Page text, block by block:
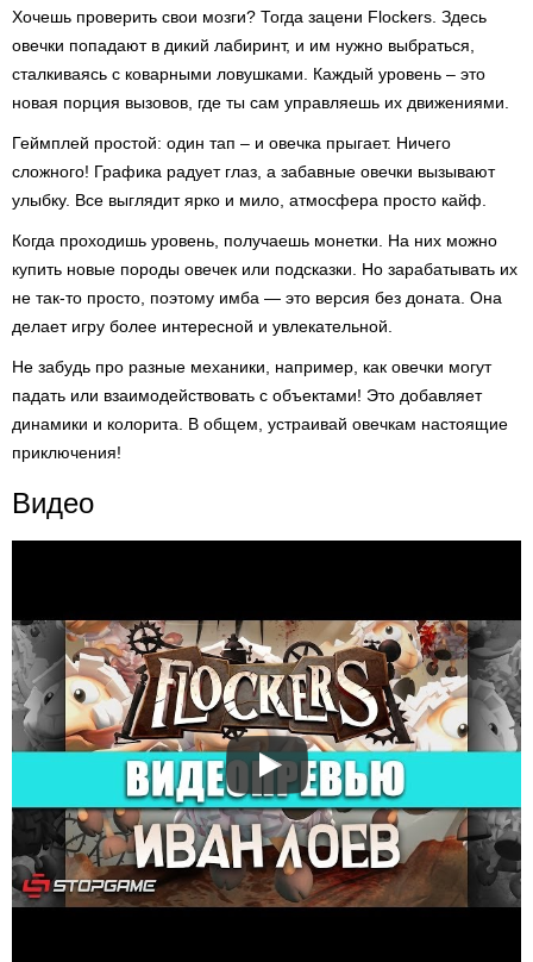
Хочешь проверить свои мозги? Тогда зацени Flockers. Здесь
овечки попадают в дикий лабиринт, и им нужно выбраться,
сталкиваясь с коварными ловушками. Каждый уровень – это
новая порция вызовов, где ты сам управляешь их движениями.
Геймплей простой: один тап – и овечка прыгает. Ничего
сложного! Графика радует глаз, а забавные овечки вызывают
улыбку. Все выглядит ярко и мило, атмосфера просто кайф.
Когда проходишь уровень, получаешь монетки. На них можно
купить новые породы овечек или подсказки. Но зарабатывать их
не так-то просто, поэтому имба — это версия без доната. Она
делает игру более интересной и увлекательной.
Не забудь про разные механики, например, как овечки могут
падать или взаимодействовать с объектами! Это добавляет
динамики и колорита. В общем, устраивай овечкам настоящие
приключения!
Видео